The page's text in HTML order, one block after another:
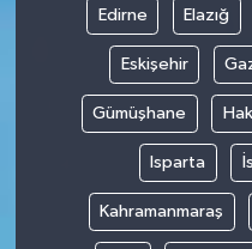
Edirne Elazığ
Eskişehir
Gümüşhane
Isparta
Kahramanmaraş